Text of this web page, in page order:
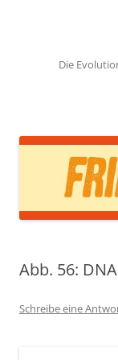
Die
Abb. 56: DNA
Schreibe eine